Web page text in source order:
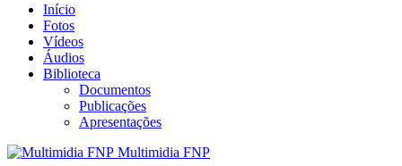
Início
Fotos
Vídeos
Áudios
Biblioteca
Documentos
Publicações
Apresentações
Multimidia FNP